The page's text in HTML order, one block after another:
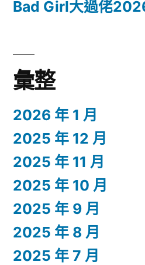
Bad Girl大過佬
彙整
2026 年 1 月
2025 年 12 月
2025 年 11 月
2025 年 10 月
2025 年 9 月
2025 年 8 月
2025 年 7 月